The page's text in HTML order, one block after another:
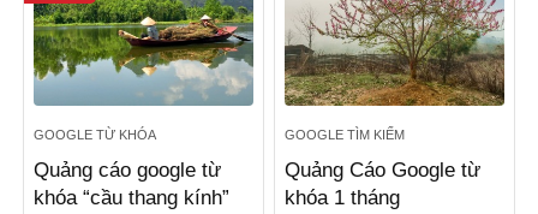
GOOGLE TỪ KHÓA
Quảng cáo google từ
khóa “cầu thang kính”
GOOGLE TÌM KIẾM
Quảng Cáo Google từ
khóa 1 tháng